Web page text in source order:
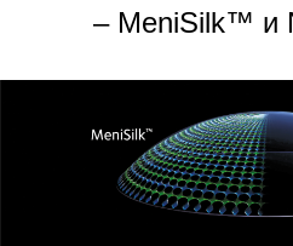
– MeniSilk™ и